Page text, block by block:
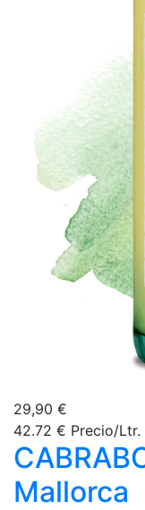
29,90 €
42.72 € Precio/Ltr.
Mallorca